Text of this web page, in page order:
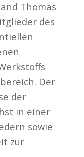
Thomas
des
Der
der
in einer
sowie
zur